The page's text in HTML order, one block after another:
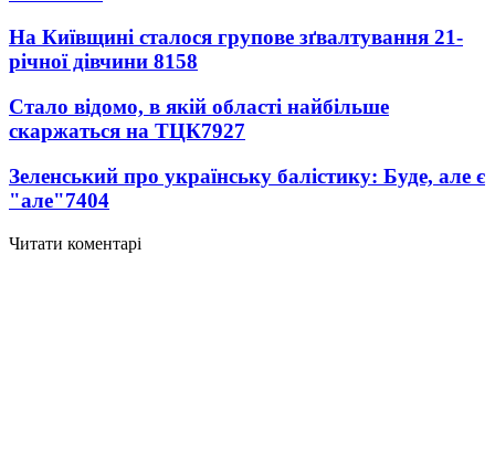
На Київщині сталося групове зґвалтування 21-
річної дівчини 8158
Стало відомо, в якій області найбільше
скаржаться на ТЦК7927
Зеленський про українську балістику: Буде, але є
"але"7404
Читати коментарі